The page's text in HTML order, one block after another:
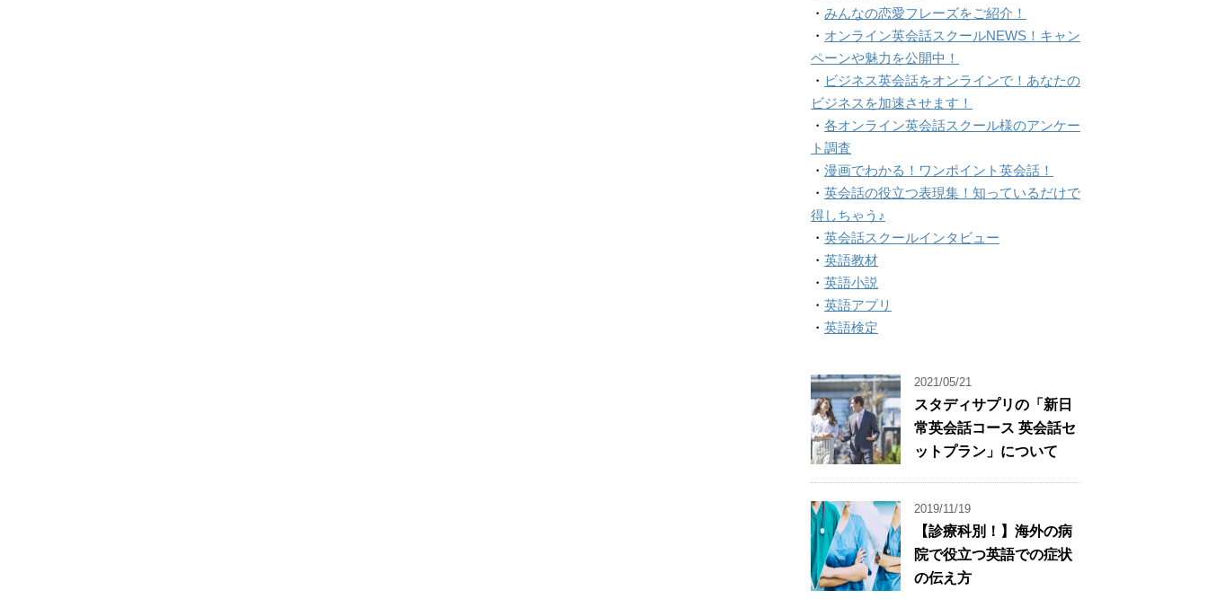
・ みんなの恋愛フレーズをご紹介！
・ オンライン英会話スクールNEWS！キャン
ペーンや魅力を公開中！
・ ビジネス英会話をオンラインで！あなたの
ビジネスを加速させます！
・ 各オンライン英会話スクール様のアンケー
ト調査
・ 漫画でわかる！ワンポイント英会話！
・ 英会話の役立つ表現集！知っているだけで
得しちゃう♪
・ 英会話スクールインタビュー
・ 英語教材
・ 英語小説
・ 英語アプリ
・ 英語検定
2021/05/21
スタディサプリの「新日
常英会話コース 英会話セ
ットプラン」について
2019/11/19
【診療科別！】海外の病
院で役立つ英語での症状
の伝え方